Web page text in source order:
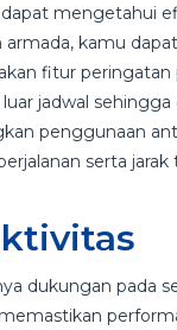
mengetahui
kamu dapat
fitur peringatan
jadwal
penggunaan
serta
dukungan pada